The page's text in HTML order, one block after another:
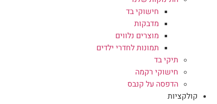
חישוקי בד
מדבקות
מוצרים נלווים
תמונות לחדרי ילדים
תיקי בד
חישוקי רקמה
הדפסה על קנבס
קולקציות